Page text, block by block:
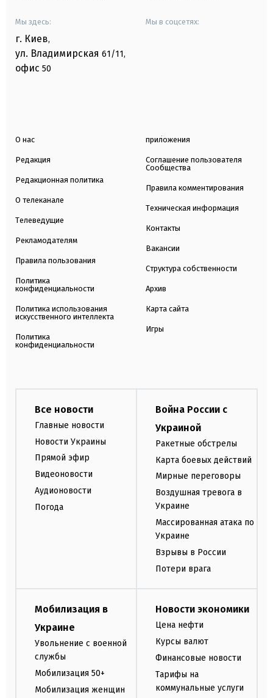
Мы здесь:
г. Киев,
ул. Владимирская 61/11,
офис 50
Мы в соцсетях:
О нас
Редакция
Редакционная политика
О телеканале
Телеведущие
Рекламодателям
Правила пользования
Политика
конфиденциальности
Политика использования
искусственного интеллекта
Политика
конфиденциальности
приложения
Соглашение пользователя
Сообщества
Правила комментирования
Техническая информация
Контакты
Вакансии
Структура собственности
Архив
Карта сайта
Игры
Все новости
Главные новости
Новости Украины
Прямой эфир
Видеоновости
Аудионовости
Погода
Война России с
Украиной
Ракетные обстрелы
Карта боевых действий
Мирные переговоры
Воздушная тревога в
Украине
Массированная атака по
Украине
Взрывы в России
Потери врага
Мобилизация в
Украине
Увольнение с военной
службы
Мобилизация 50+
Мобилизация женщин
Новости экономики
Цена нефти
Курсы валют
Финансовые новости
Тарифы на
коммунальные услуги